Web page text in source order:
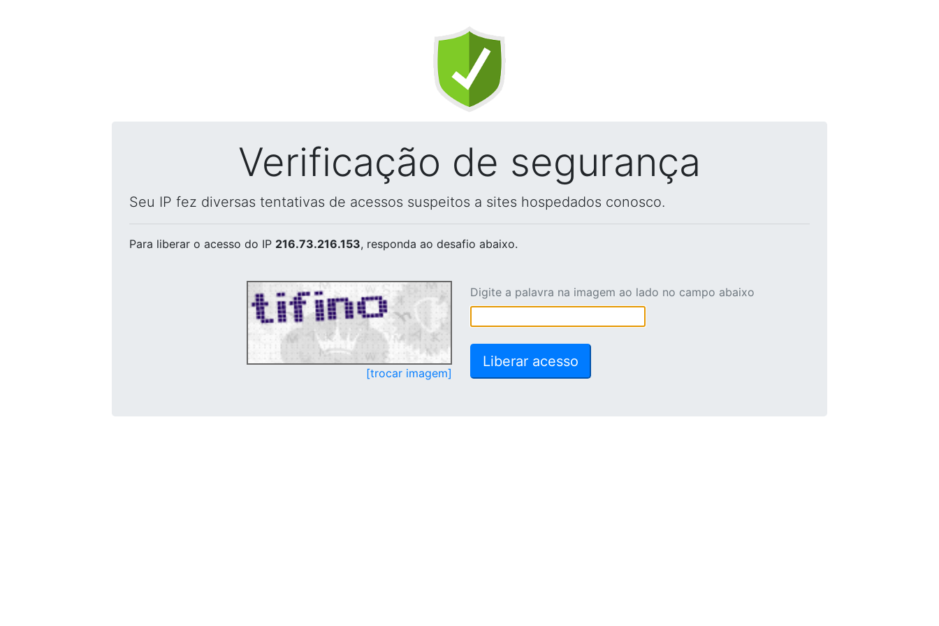
Verificação de segurança
Seu IP fez diversas tentativas de acessos suspeitos a sites hospedados conosco.
Para liberar o acesso do IP 216.73.216.153, responda ao desafio abaixo.
[trocar imagem]
Digite a palavra na imagem ao lado no campo abaixo